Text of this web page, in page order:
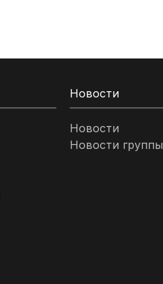
Новости
Новости
Новости группы